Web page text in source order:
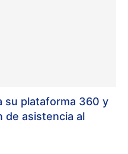
su plataforma 360 y
de asistencia al